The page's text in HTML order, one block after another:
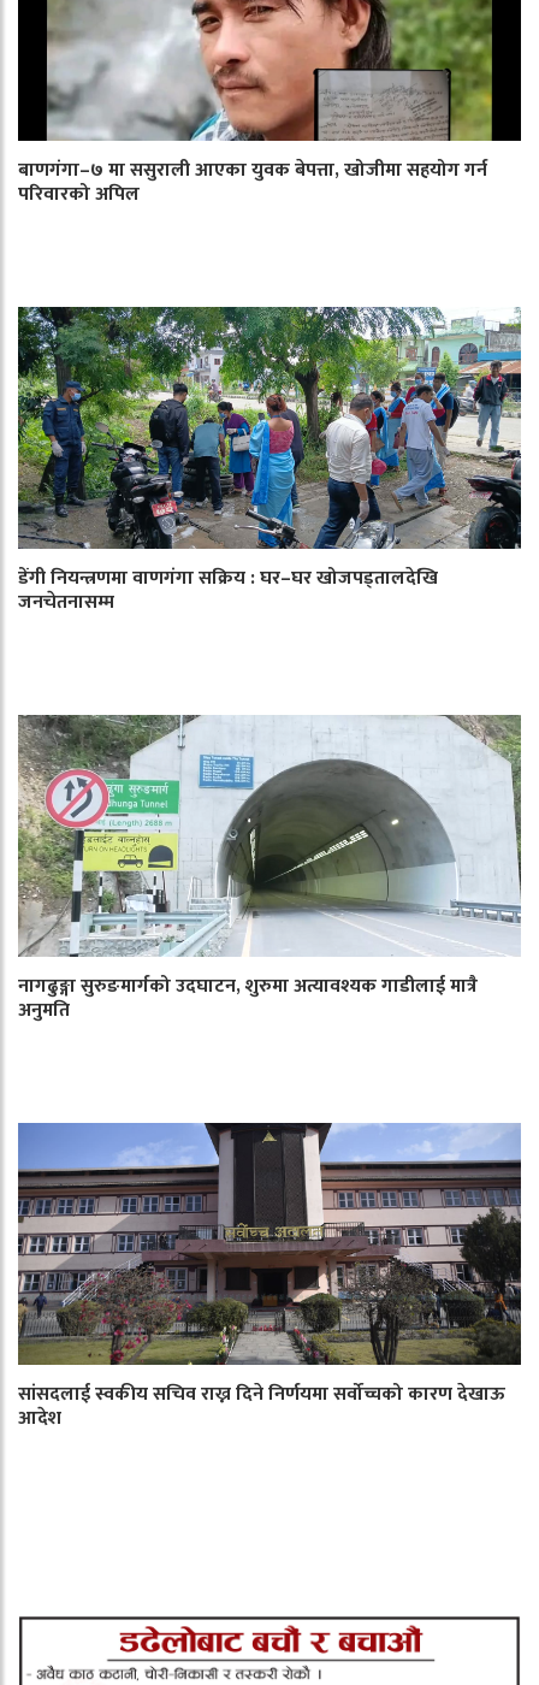
बाणगंगा–७ मा ससुराली आएका युवक बेपत्ता, खोजीमा सहयोग गर्न
परिवारको अपिल
डेंगी नियन्त्रणमा वाणगंगा सक्रिय : घर–घर खोजपड्तालदेखि
जनचेतनासम्म
नागढुङ्गा सुरुङमार्गको उदघाटन, शुरुमा अत्यावश्यक गाडीलाई मात्रै
अनुमति
सांसदलाई स्वकीय सचिव राख्न दिने निर्णयमा सर्वोच्चको कारण देखाऊ
आदेश